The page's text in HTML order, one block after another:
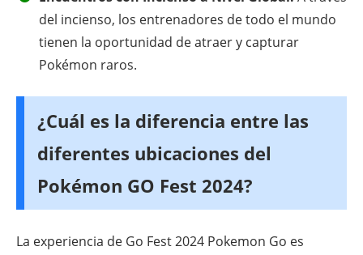
del incienso, los entrenadores de todo el mundo
tienen la oportunidad de atraer y capturar
Pokémon raros.
¿Cuál es la diferencia entre las
diferentes ubicaciones del
Pokémon GO Fest 2024?
La experiencia de Go Fest 2024 Pokemon Go es